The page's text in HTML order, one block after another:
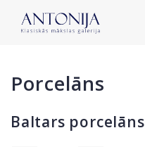
Porcelāns
Baltars porcelāns